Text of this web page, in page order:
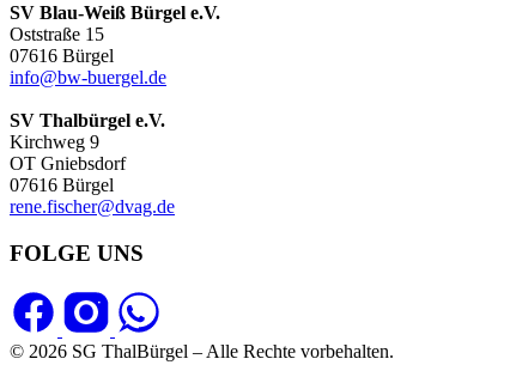
SV Blau-Weiß Bürgel e.V.
Oststraße 15
07616 Bürgel
info@bw-buergel.de
SV Thalbürgel e.V.
Kirchweg 9
OT Gniebsdorf
07616 Bürgel
rene.fischer@dvag.de
FOLGE UNS
© 2026 SG ThalBürgel – Alle Rechte vorbehalten.